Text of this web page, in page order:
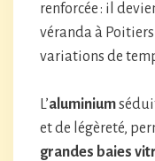
renforcée : il
véranda à
variations de
L’aluminium
et de légèreté,
grandes baies